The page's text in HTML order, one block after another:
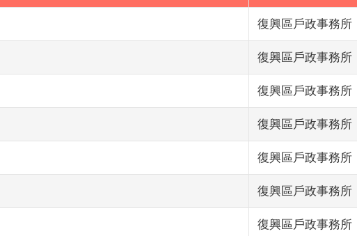
復興區戶政事務所
復興區戶政事務所
復興區戶政事務所
復興區戶政事務所
復興區戶政事務所
復興區戶政事務所
復興區戶政事務所